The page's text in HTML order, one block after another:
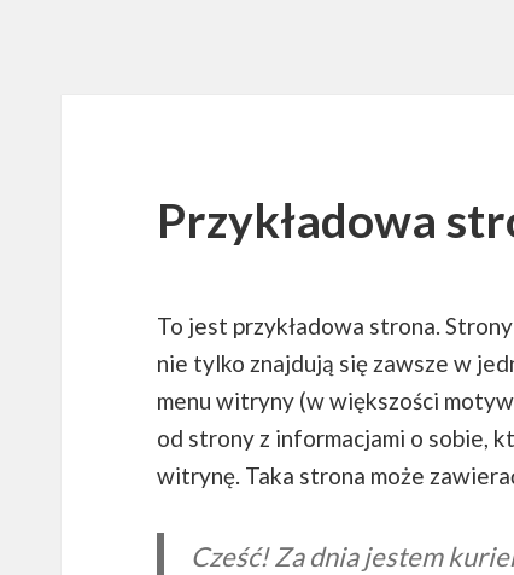
Przykładowa
To jest przykładowa strona.
nie tylko znajdują się zawsze w
menu witryny (w większości
od strony z informacjami o sobie,
witrynę. Taka strona może
Cześć! Za dnia jestem